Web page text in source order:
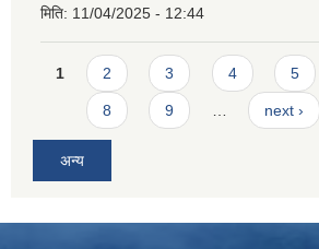
मिति: 11/04/2025 - 12:44
Pages
1 2 3 4 5
8 9 next ›
अन्य